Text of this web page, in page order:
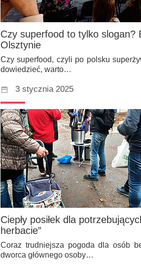
Czy superfood to tylko slogan?
Olsztynie
Czy superfood, czyli po polsku
dowiedzieć, warto…
3 stycznia 2025
Ciepły posiłek dla
herbacie”
Coraz trudniejsza pogoda dla osób
dworca głównego osoby…